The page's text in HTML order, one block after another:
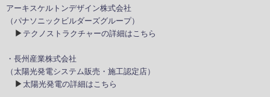
アーキスケルトンデザイン株式会社
（パナソニックビルダーズグループ）
▶ テクノストラクチャーの詳細はこちら
・長州産業株式会社
（太陽光発電システム販売・施工認定店）
▶ 太陽光発電の詳細はこちら